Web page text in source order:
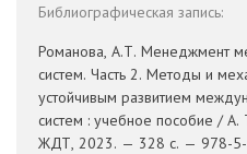
Библиографическая запись:
Романова, А.Т. Менеджмент
систем. Часть 2. Методы и
устойчивым развитием
систем : учебное пособие /
ЖДТ, 2023. — 328 с. — 978-5-